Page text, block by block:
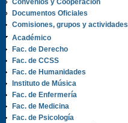
Convenios y Cooperación
Documentos Oficiales
Comisiones, grupos y actividades
Académico
Fac. de Derecho
Fac. de CCSS
Fac. de Humanidades
Instituto de Música
Fac. de Enfermería
Fac. de Medicina
Fac. de Psicología